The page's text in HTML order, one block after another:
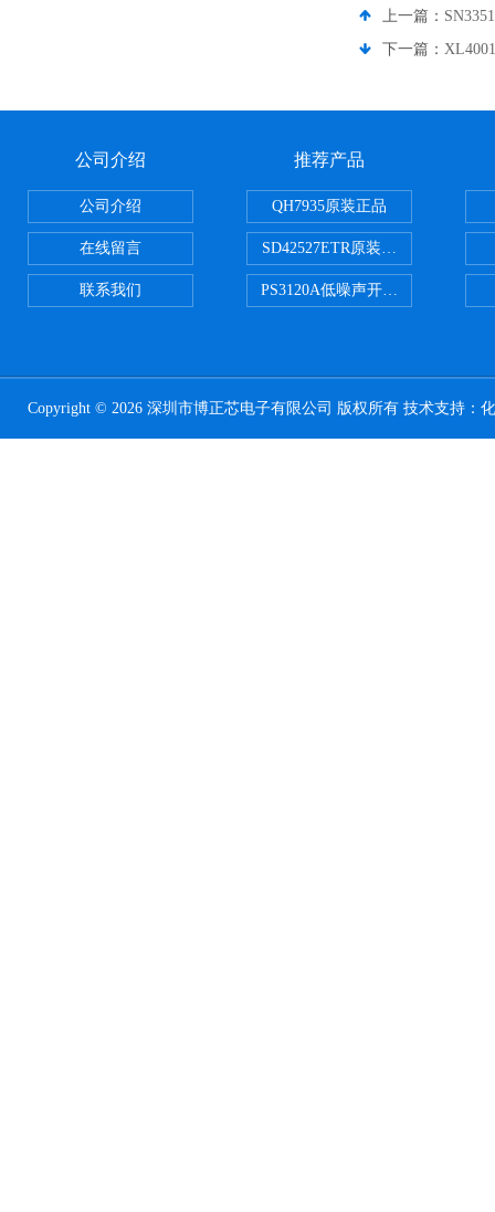
上一篇：
下一篇： XL4001
公司介绍
公司介绍
在线留言
联系我们
推荐产品
QH7935原装正品
SD42527ETR原装正品
PS3120A低噪声开关电容器原装正
Copyright © 2026 深圳市博正芯电子有限公司 版权所有 技术支持：